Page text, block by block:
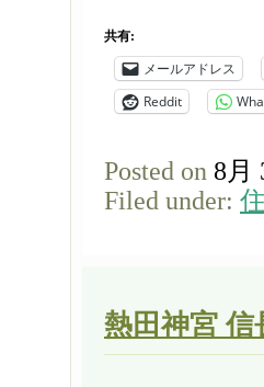
共有:
メールアドレス
Reddit
Posted on 8月
Filed under:
熱田神宮 信